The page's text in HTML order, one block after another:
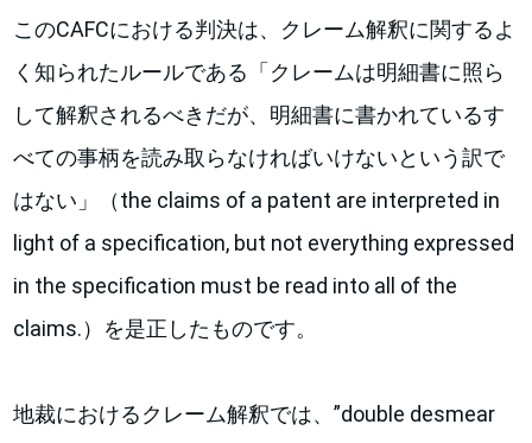
このCAFCにおける判決は、クレーム解釈に関するよ
く知られたルールである「クレームは明細書に照ら
して解釈されるべきだが、明細書に書かれているす
べての事柄を読み取らなければいけないという訳で
はない」（the claims of a patent are interpreted in
light of a specification, but not everything expressed
in the specification must be read into all of the
claims.）を是正したものです。
地裁におけるクレーム解釈では、”double desmear